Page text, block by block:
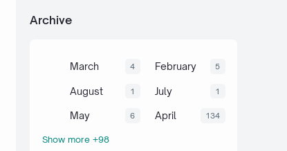
akhir tahun akuntansi
al-quran hadits alami alat
aljabar Alkana amalan
Anaerob
Archive
March 4 February 5
August 1 July 1
May 6 April 134
Show more +98